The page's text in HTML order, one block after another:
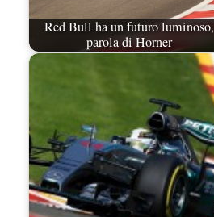
Red Bull ha un futuro luminoso,
parola di Horner